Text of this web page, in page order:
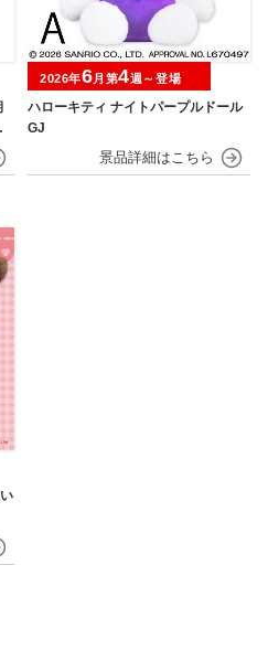
ハローキティ ナイトパープルドール
GJ
2026年6月第4週～登場